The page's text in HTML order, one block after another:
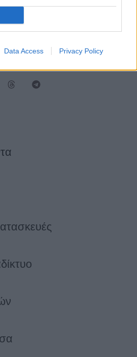
Data Access Privacy Policy
βοηθήσεις στην κατασκευή, πάντα
συντονισμό ενός έμπειρου
- Συνδέσεις - Κατασκευές